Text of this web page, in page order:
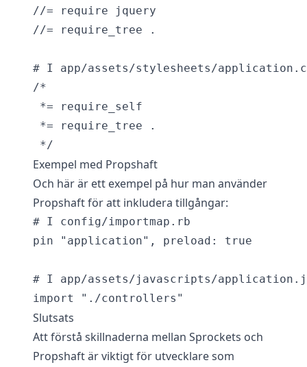
//= require jquery
//= require_tree .
# I app/assets/stylesheets/
/*
*= require_self
*= require_tree .
Exempel med Propshaft
Och här är ett exempel på hur man använder
Propshaft för att inkludera tillgångar:
# I config/importmap.rb
pin "application", preload: true
# I app/assets/javascripts/
Slutsats
Att förstå skillnaderna mellan Sprockets och
Propshaft är viktigt för utvecklare som